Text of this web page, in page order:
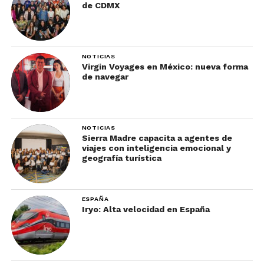
Te dejamos
programación completa de la feria.
¿Dónde hospedarse?
La ciudad de Puebla ofrece diversos tipos de
hospedajes, desde renta de casas por plataformas
digitales, hoteles de cadena y hoteles boutique.
Algunas de las opciones cercanas al recinto de la
Feria incluyen: City Express Puebla Centro, Hotel
La Alhóndiga, Quinta Real Puebla, Mesón Sacristía
de CDMX
NOTICIAS
Virgin Voyages en México: nueva forma
de navegar
NOTICIAS
Sierra Madre capacita a agentes de
viajes con inteligencia emocional y
geografía turística
ESPAÑA
Iryo: Alta velocidad en España